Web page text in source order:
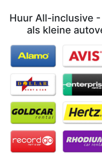
Huur All-inclusive
als kleine